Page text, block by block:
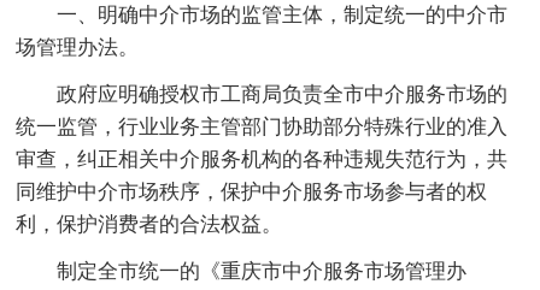
一、明确中介市场的监管主体，制定统一的中介市
场管理办法。
政府应明确授权市工商局负责全市中介服务市场的
统一监管，行业业务主管部门协助部分特殊行业的准入
审查，纠正相关中介服务机构的各种违规失范行为，共
同维护中介市场秩序，保护中介服务市场参与者的权
利，保护消费者的合法权益。
制定全市统一的《重庆市中介服务市场管理办